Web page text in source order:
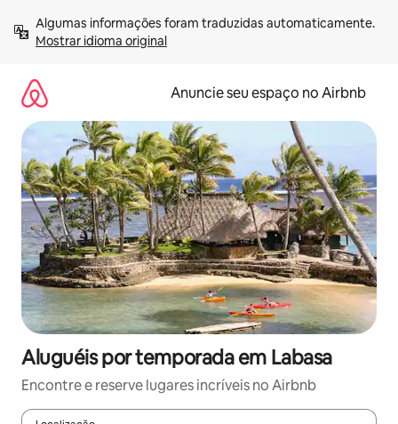
para
Mostrar idioma original
Anuncie seu espaço no Airbnb
Aluguéis por temporada em Labasa
Encontre e reserve lugares incríveis no Airbnb